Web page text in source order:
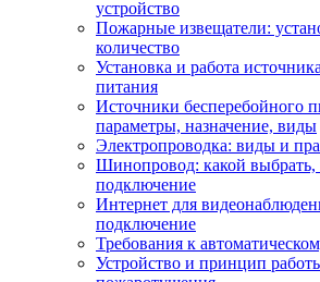
устройство
Пожарные извещатели:
количество
Установка и работа
питания
Источники бесперебойного
параметры, назначение, виды
Электропроводка: виды и
Шинопровод: какой выбрать,
подключение
Интернет для
подключение
Требования к
Устройство и принцип